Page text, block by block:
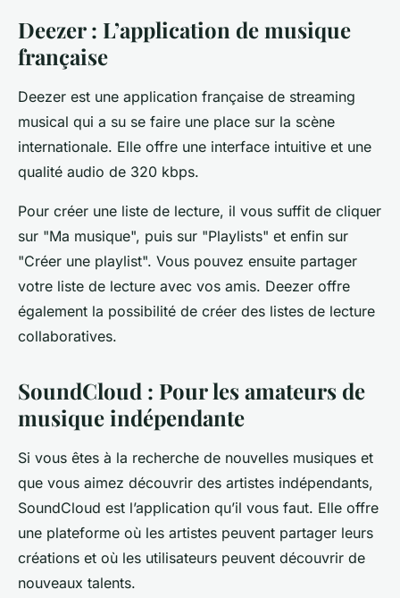
Deezer : L’application de musique
française
Deezer est une application française de streaming
musical qui a su se faire une place sur la scène
internationale. Elle offre une interface intuitive et une
qualité audio de 320 kbps.
Pour créer une liste de lecture, il vous suffit de cliquer
sur "Ma musique", puis sur "Playlists" et enfin sur
"Créer une playlist". Vous pouvez ensuite partager
votre liste de lecture avec vos amis. Deezer offre
également la possibilité de créer des listes de lecture
collaboratives.
SoundCloud : Pour les amateurs de
musique indépendante
Si vous êtes à la recherche de nouvelles musiques et
que vous aimez découvrir des artistes indépendants,
SoundCloud est l’application qu’il vous faut. Elle offre
une plateforme où les artistes peuvent partager leurs
créations et où les utilisateurs peuvent découvrir de
nouveaux talents.